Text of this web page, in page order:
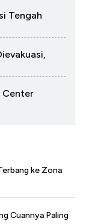
Tengah
Center
ke Zona
Cuannya Paling